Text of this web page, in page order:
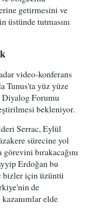
getirmesini ve
üstünde tutmasını
video-konferans
Tunus'ta yüz yüze
Diyalog Forumu
bekleniyor.
Serrac, Eylül
sürecine yol
bırakacağını
Erdoğan bu
bizler için üzüntü
de
elde